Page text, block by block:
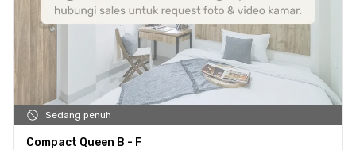
Sedang penuh
Compact Queen B - F